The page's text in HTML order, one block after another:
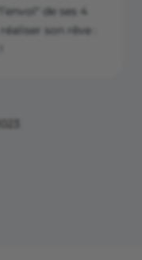
de ses 4
son rêve :